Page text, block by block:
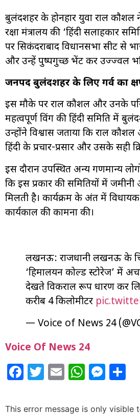
बुलंदशहर के होनहार युवा राहुल कौशल
रक्षा मंत्रालय की ‘हिंदी सलाहकार
पर सिकंदराबाद विधानसभा सीट से
और उन्हें पुष्पगुच्छ भेंट कर उज्ज्वल
जनपद बुलंदशहर के लिए गर्व का
इस मौके पर राहुल कौशल और उनके
महत्वपूर्ण विंग की हिंदी समिति में
उन्होंने विश्वास जताया कि राहुल
हिंदी के प्रचार-प्रसार और उसके सही
इस दौरान उपस्थित अन्य गणमान्य
कि इस प्रकार की समितियों में
मिलती है। कार्यक्रम के अंत में
कार्यकाल की कामना की।
लखनऊ: राजधानी लखनऊ के
‘हिमालयन कोल्ड स्टोरेज’
देखते विकराल रूप धारण कर
करीब 4 किलोमीटर
— Voice of News 24
Voice Of News 24
Facebook
Twitter
Email
This error message is only visible